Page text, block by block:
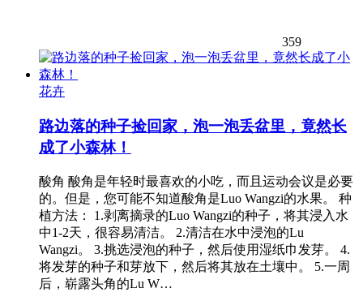
359
花卉
路边落的种子捡回家，泡一泡丢盆里，竟然长
成了小森林！
酸角 酸角是年轻时最喜欢的小吃，而且运动会议是必要
的。但是，您可能不知道酸角是Luo Wangzi的水果。 种
植方法： 1.剥离摘录的Luo Wangzi的种子，将其浸入水
中1-2天，很容易清洁。 2.清洁在水中浸泡的Lu
Wangzi。 3.挑选浸泡的种子，然后使用湿纸巾发芽。 4.
将发芽的种子和芽放下，然后将其放在土壤中。 5.一周
后，崭露头角的Lu W…